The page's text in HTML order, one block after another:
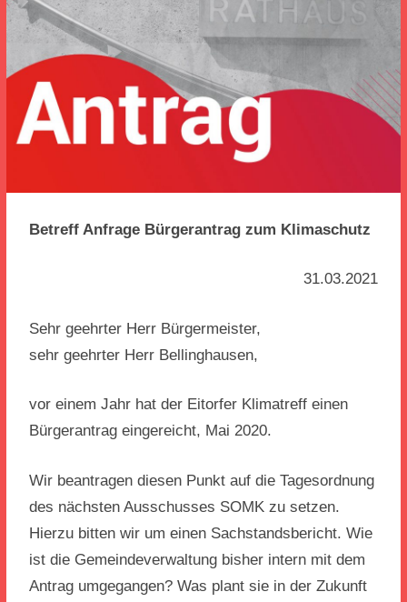
Betreff Anfrage Bürgerantrag zum Klimaschutz
31.03.2021
Sehr geehrter Herr Bürgermeister,
sehr geehrter Herr Bellinghausen,
vor einem Jahr hat der Eitorfer Klimatreff einen
Bürgerantrag eingereicht, Mai 2020.
Wir beantragen diesen Punkt auf die Tagesordnung
des nächsten Ausschusses SOMK zu setzen.
Hierzu bitten wir um einen Sachstandsbericht. Wie
ist die Gemeindeverwaltung bisher intern mit dem
Antrag umgegangen? Was plant sie in der Zukunft